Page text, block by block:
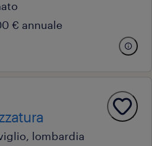
€ annuale
lombardia